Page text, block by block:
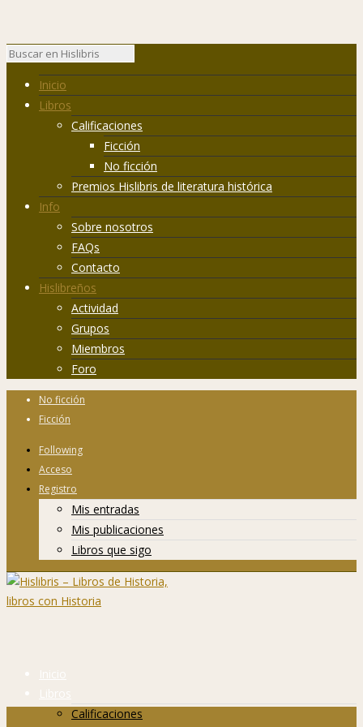
Inicio
Libros
Calificaciones
Ficción
No ficción
Premios Hislibris de literatura histórica
Info
Sobre nosotros
FAQs
Contacto
Hislibreños
Actividad
Grupos
Miembros
Foro
No ficción
Ficción
Following
Acceso
Registro
Mis entradas
Mis publicaciones
Libros que sigo
Inicio
Libros
Calificaciones